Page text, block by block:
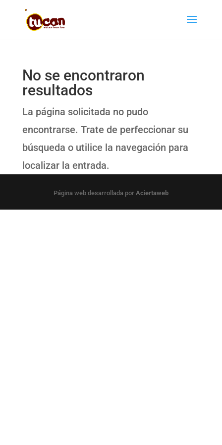
No se encontraron
resultados
La página solicitada no pudo
encontrarse. Trate de perfeccionar su
búsqueda o utilice la navegación para
localizar la entrada.
Página web desarrollada por Aciertaweb